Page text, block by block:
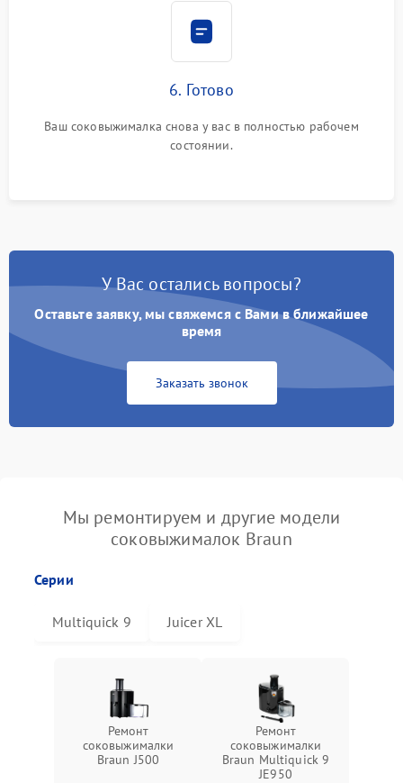
6. Готово
Ваш соковыжималка снова у вас в полностью рабочем
состоянии.
У Вас остались вопросы?
Оставьте заявку, мы свяжемся с Вами в ближайшее
время
Заказать звонок
Мы ремонтируем и другие модели
соковыжималок Braun
Серии
Multiquick 9 Juicer XL
Ремонт
соковыжималки
Braun J500
Ремонт
соковыжималки
Braun Multiquick 9
JE950